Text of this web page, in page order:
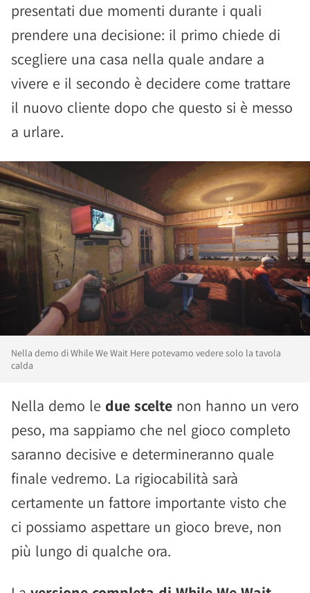
presentati due momenti durante i quali
prendere una decisione: il primo chiede di
scegliere una casa nella quale andare a
vivere e il secondo è decidere come trattare
il nuovo cliente dopo che questo si è messo
a urlare.
Nella demo di While We Wait Here potevamo vedere solo la tavola
calda
Nella demo le due scelte non hanno un vero
peso, ma sappiamo che nel gioco completo
saranno decisive e determineranno quale
finale vedremo. La rigiocabilità sarà
certamente un fattore importante visto che
ci possiamo aspettare un gioco breve, non
più lungo di qualche ora.